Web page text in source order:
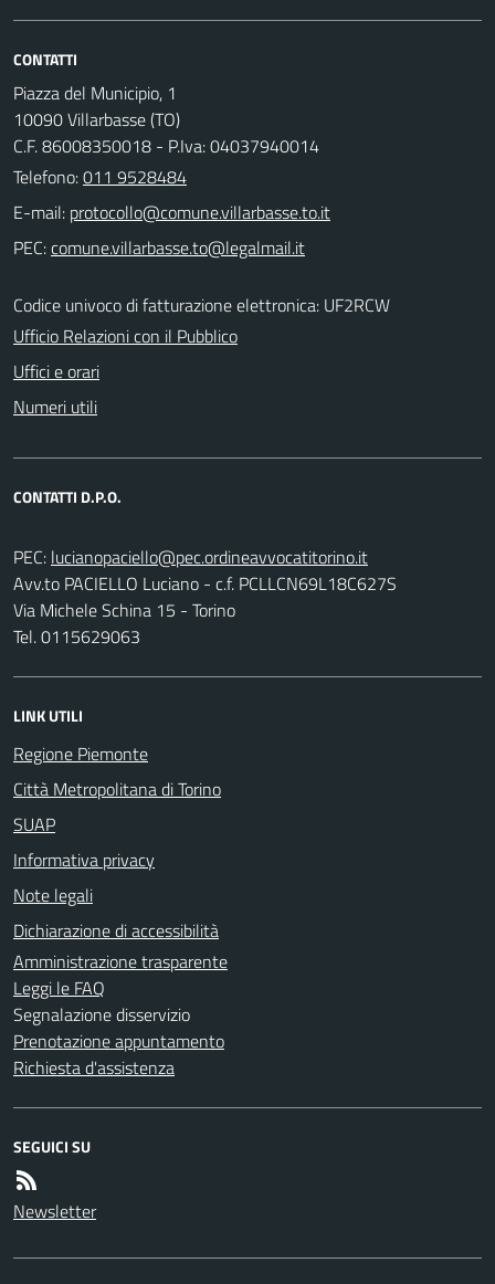
CONTATTI
Piazza del Municipio, 1
10090 Villarbasse (TO)
C.F. 86008350018 - P.Iva: 04037940014
Telefono:011 9528484
E-mail:
PEC:
Codice univoco di fatturazione elettronica: UF2RCW
Ufficio Relazioni con il Pubblico
Uffici e orari
Numeri utili
CONTATTI D.P.O.
PEC:
Avv.to PACIELLO Luciano - c.f. PCLLCN69L18C627S
Via Michele Schina 15 - Torino
Tel. 0115629063
LINK UTILI
Regione Piemonte
Città Metropolitana di Torino
SUAP
Informativa privacy
Note legali
Dichiarazione di accessibilità
Amministrazione trasparente
Leggi le FAQ
Segnalazione disservizio
Prenotazione appuntamento
Richiesta d'assistenza
SEGUICI SU
Newsletter